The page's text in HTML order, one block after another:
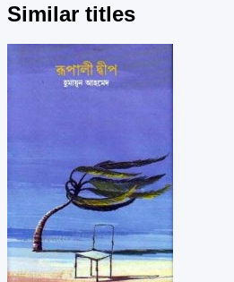
Similar titles